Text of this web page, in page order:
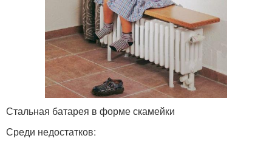
Стальная батарея в форме скамейки
Среди недостатков: